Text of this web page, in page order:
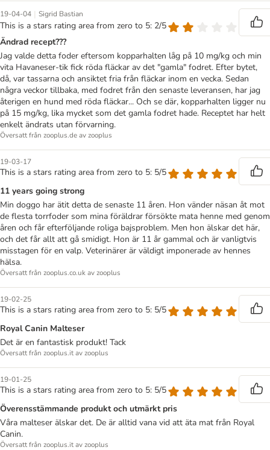
19-04-04 | Sigrid Bastian
This is a stars rating area from zero to 5: 2/5
Ändrad recept???
Jag valde detta foder eftersom kopparhalten låg på 10 mg/kg och min
vita Havaneser-tik fick röda fläckar av det "gamla" fodret. Efter bytet,
då, var tassarna och ansiktet fria från fläckar inom en vecka. Sedan
några veckor tillbaka, med fodret från den senaste leveransen, har jag
återigen en hund med röda fläckar... Och se där, kopparhalten ligger nu
på 15 mg/kg, lika mycket som det gamla fodret hade. Receptet har helt
enkelt ändrats utan förvarning.
Översatt från zooplus.de av zooplus
19-03-17
This is a stars rating area from zero to 5: 5/5
11 years going strong
Min doggo har ätit detta de senaste 11 åren. Hon vänder näsan åt mot
de flesta torrfoder som mina föräldrar försökte mata henne med genom
åren och får efterföljande roliga bajsproblem. Men hon älskar det här,
och det får allt att gå smidigt. Hon är 11 år gammal och är vanligtvis
misstagen för en valp. Veterinärer är väldigt imponerade av hennes
hälsa.
Översatt från zooplus.co.uk av zooplus
19-02-25
This is a stars rating area from zero to 5: 5/5
Royal Canin Malteser
Det är en fantastisk produkt! Tack
Översatt från zooplus.it av zooplus
19-01-25
This is a stars rating area from zero to 5: 5/5
Överensstämmande produkt och utmärkt pris
Våra malteser älskar det. De är alltid vana vid att äta mat från Royal
Canin.
Översatt från zooplus.it av zooplus